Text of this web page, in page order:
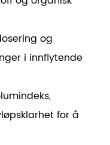
og
i innflytende
for å